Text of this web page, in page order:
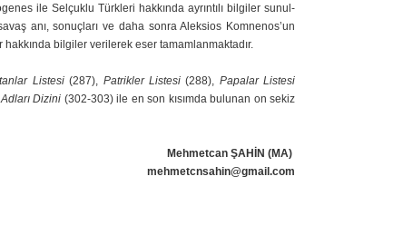
ile Selçuklu Türkleri hakkında ayrıntılı bilgiler sunul­
anı, sonuçları ve daha sonra Aleksios Komnenos’un
bilgiler verilerek eser tamamlanmaktadır.
Listesi(287), Pat­rikler Listesi(288), Papalar Listesi
Dizini (302-303) ile en son kısımda bulunan on sekiz
Mehmetcan ŞAHİN (MA)
mehmetcnsahin@gmail.com